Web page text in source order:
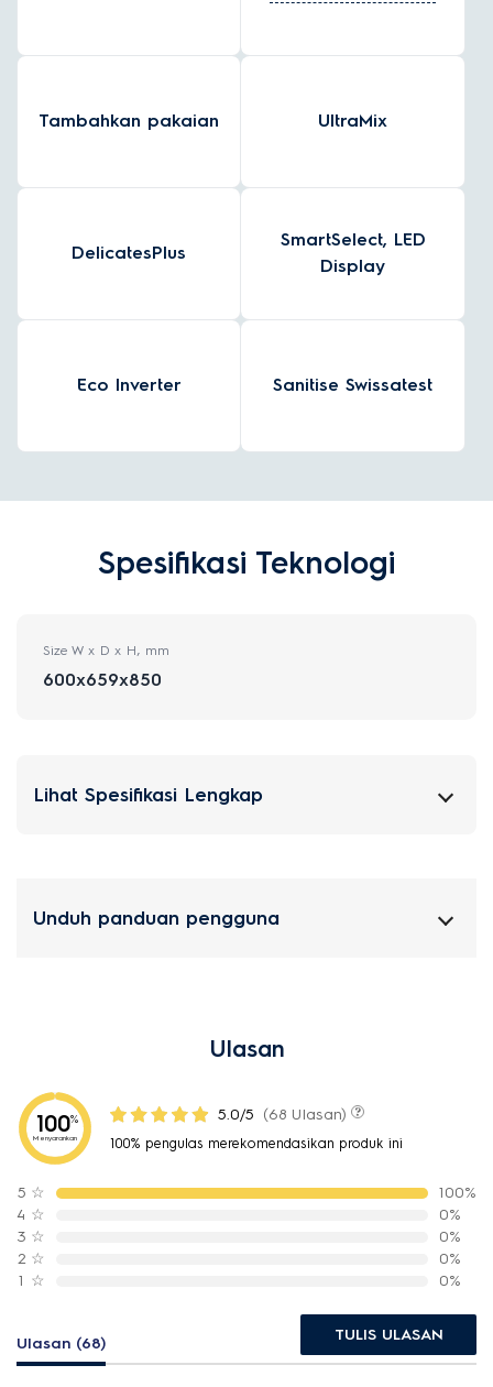
Tambahkan pakaian UltraMix
DelicatesPlus
SmartSelect, LED
Display
Eco Inverter Sanitise Swissatest
Spesifikasi Teknologi
Size W x D x H, mm
600x659x850
Lihat Spesifikasi Lengkap
Unduh panduan pengguna
Ulasan
100%
Menyarankan
5.0/5 (68 Ulasan)
100% pengulas merekomendasikan produk ini
5 ☆
100%
4 ☆
0%
3 ☆
0%
2 ☆
0%
1 ☆ 0%
Ulasan (68) TULIS ULASAN